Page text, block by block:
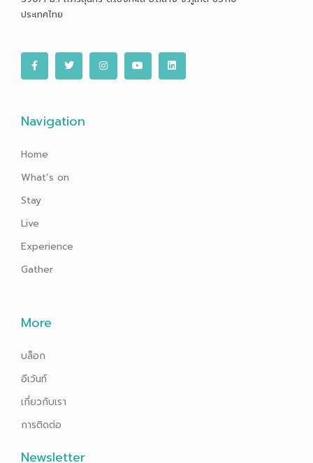
ประเทศไทย
F
a
c
k
T
w
r
I
n
Y
o
L
i
Navigation
Home
What’s on
Stay
Live
Experience
Gather
More
บล็อก
อีเว้นท์
เกี่ยวกับเรา
การติดต่อ
Newsletter